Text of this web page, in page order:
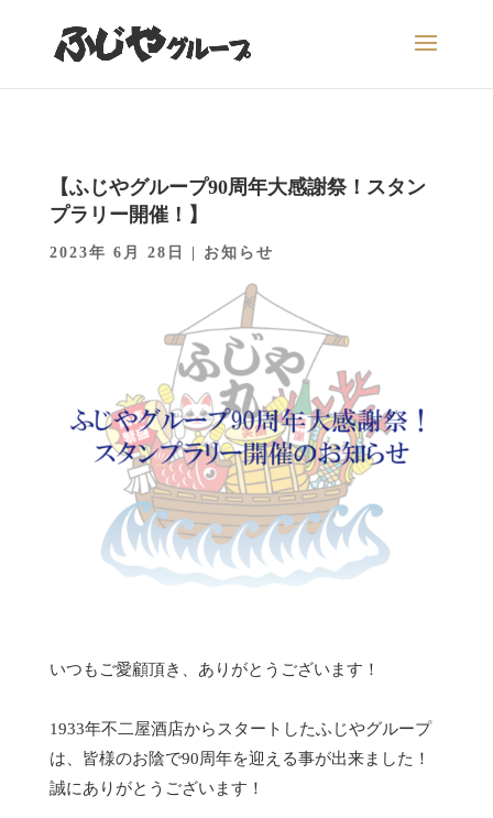
【ふじやグループ90周年大感謝祭！スタン
プラリー開催！】
2023年 6月 28日 お知らせ
いつもご愛顧頂き、ありがとうございます！
1933年不二屋酒店からスタートしたふじやグループ
は、皆様のお陰で90周年を迎える事が出来ました！
誠にありがとうございます！